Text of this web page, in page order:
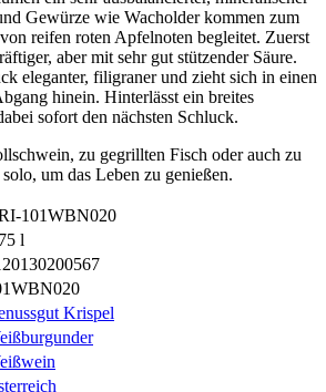
Gewürze wie Wacholder kommen zum
reifen roten Apfelnoten begleitet. Zuerst
aber mit sehr gut stützender Säure.
eleganter, filigraner und zieht sich in einen
hinein. Hinterlässt ein breites
sofort den nächsten Schluck.
zu gegrillten Fisch oder auch zu
um das Leben zu genießen.
101WBN020
l
Krispel